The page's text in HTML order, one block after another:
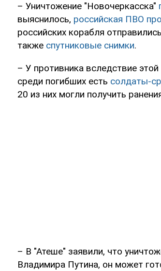
– Уничтожение "Новочеркасска"
выяснилось, российская ПВО
российских корабля
также спутниковые снимки.
– У противника вследствие
среди погибших есть солдаты-
20 из них могли получить
– В "Атеше" заявили, что
Владимира Путина, он может